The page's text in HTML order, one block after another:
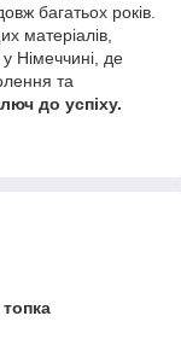
багатьох років.
матеріалів,
Німеччині, де
та
до успіху.